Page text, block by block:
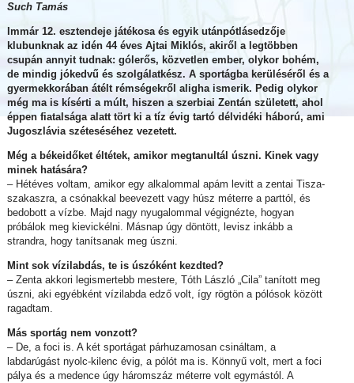
Such Tamás
Immár 12. esztendeje játékosa és egyik utánpótlásedzője
klubunknak az idén 44 éves Ajtai Miklós, akiről a legtöbben
csupán annyit tudnak: gólerős, közvetlen ember, olykor bohém,
de mindig jókedvű és szolgálatkész. A sportágba kerüléséről és a
gyermekkorában átélt rémségekről aligha ismerik. Pedig olykor
még ma is kísérti a múlt, hiszen a szerbiai Zentán született, ahol
éppen fiatalsága alatt tört ki a tíz évig tartó délvidéki háború, ami
Jugoszlávia széteséséhez vezetett.
Még a békeidőket éltétek, amikor megtanultál úszni. Kinek vagy
minek hatására?
– Hétéves voltam, amikor egy alkalommal apám levitt a zentai Tisza-
szakaszra, a csónakkal beevezett vagy húsz méterre a parttól, és
bedobott a vízbe. Majd nagy nyugalommal végignézte, hogyan
próbálok meg kievickélni. Másnap úgy döntött, levisz inkább a
strandra, hogy tanítsanak meg úszni.
Mint sok vízilabdás, te is úszóként kezdted?
– Zenta akkori legismertebb mestere, Tóth László „Cila” tanított meg
úszni, aki egyébként vízilabda edző volt, így rögtön a pólósok között
ragadtam.
Más sportág nem vonzott?
– De, a foci is. A két sportágat párhuzamosan csináltam, a
labdarúgást nyolc-kilenc évig, a pólót ma is. Könnyű volt, mert a foci
pálya és a medence úgy háromszáz méterre volt egymástól. A